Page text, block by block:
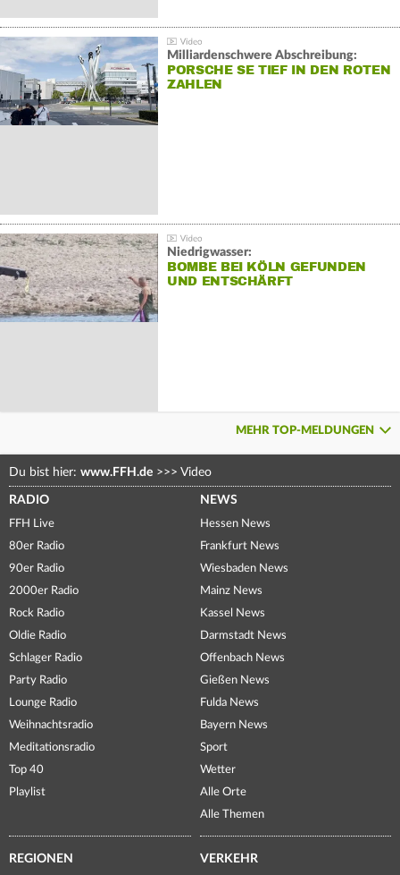
Milliardenschwere Abschreibung:
PORSCHE SE TIEF IN DEN ROTEN
ZAHLEN
Niedrigwasser:
BOMBE BEI KÖLN GEFUNDEN
UND ENTSCHÄRFT
MEHR TOP-MELDUNGEN
Du bist hier: www.FFH.de >>> Video
RADIO
FFH Live
80er Radio
90er Radio
2000er Radio
Rock Radio
Oldie Radio
Schlager Radio
Party Radio
Lounge Radio
Weihnachtsradio
Meditationsradio
Top 40
Playlist
NEWS
Hessen News
Frankfurt News
Wiesbaden News
Mainz News
Kassel News
Darmstadt News
Offenbach News
Gießen News
Fulda News
Bayern News
Sport
Wetter
Alle Orte
Alle Themen
REGIONEN VERKEHR